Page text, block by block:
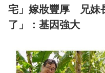
宅」嫁妝豐厚 兄妹
了」：基因強大